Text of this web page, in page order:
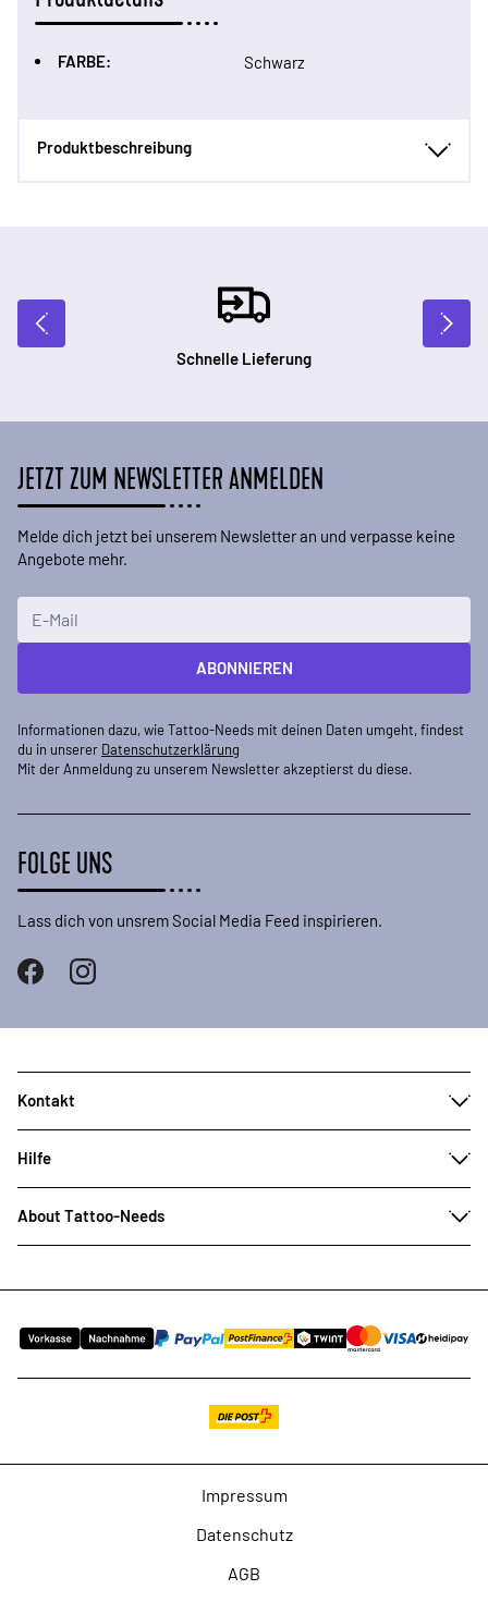
FARBE: Schwarz
Produktbeschreibung
Schnelle Lieferung
JETZT ZUM NEWSLETTER ANMELDEN
Melde dich jetzt bei unserem Newsletter an und verpasse keine
Angebote mehr.
ABONNIEREN
Informationen dazu, wie Tattoo-Needs mit deinen Daten umgeht, findest
du in unserer Datenschutzerklärung
Mit der Anmeldung zu unserem Newsletter akzeptierst du diese.
FOLGE UNS
Lass dich von unsrem Social Media Feed inspirieren.
Kontakt
Hilfe
About Tattoo-Needs
Impressum
Datenschutz
AGB